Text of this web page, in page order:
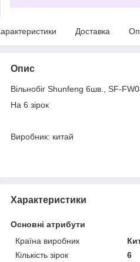
Доставка
Опис
Вільнобіг Shunfeng 6шв., SF-
На 6 зірок
Виробник: китай
Характеристики
Основні атрибути
Країна виробник
Кількість зірок
6